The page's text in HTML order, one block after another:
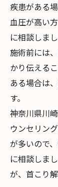
疾患がある
血圧が高い
に相談しまし
施術前には
かり伝える
ある場合は
す。
神奈川県川
ウンセリン
が多いので
に相談しま
が、首こり